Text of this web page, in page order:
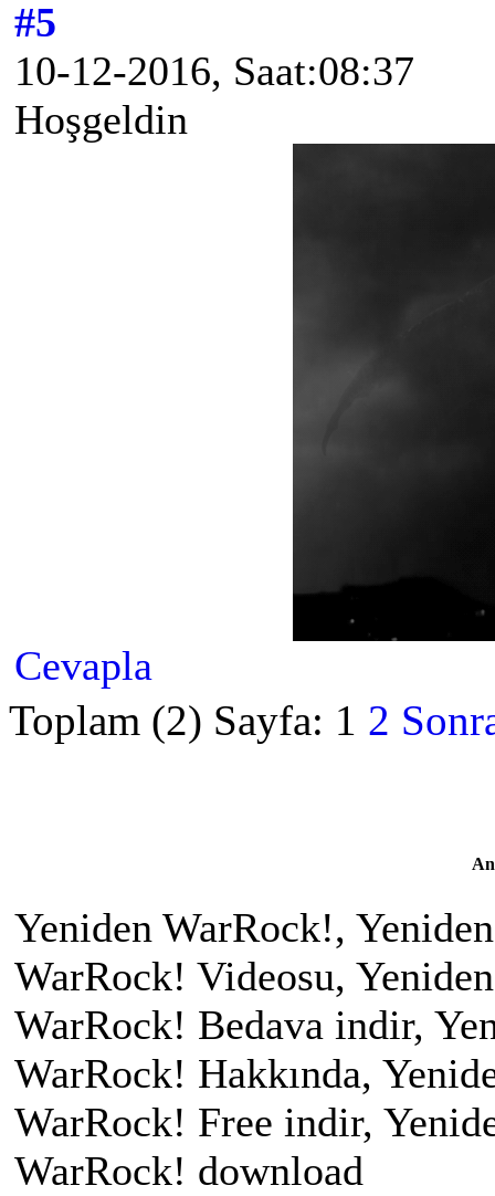
#5
10-12-2016, Saat:08:37
Hoşgeldin
Cevapla
Toplam (2) Sayfa: 1 2
Yeniden WarRock!,
WarRock! Videosu,
WarRock! Bedava indir,
WarRock! Hakkında,
WarRock! Free indir,
WarRock! download